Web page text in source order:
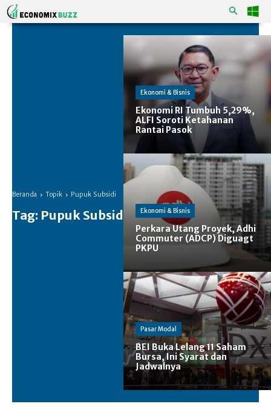
Beranda Topik Pupuk Subsidi
Tag: Pupuk Subsidi
Ekonomi & Bisnis
Ekonomi RI Tumbuh 5,29%,
ALFI Soroti Ketahanan
Rantai Pasok
Ekonomi & Bisnis
Perkara Utang Proyek, Adhi
Commuter (ADCP) Diguagt
PKPU
Pasar Modal
BEI Buka Lelang 11 Saham
Bursa, Ini Syarat dan
Jadwalnya